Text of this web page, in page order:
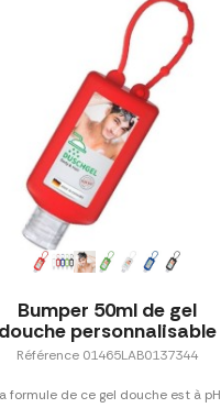
Bumper 50ml de gel
douche personnalisable
Référence 01465LAB0137344
formule de ce gel douche est à pH